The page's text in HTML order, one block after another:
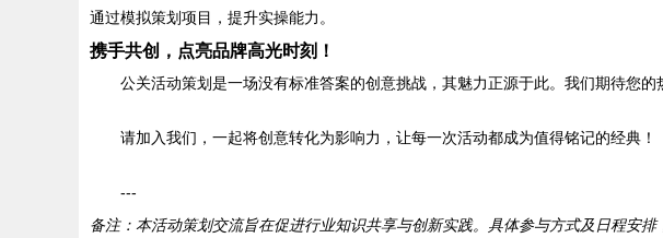
通过模拟策划项目，提升实操能力。
携手共创，点亮品牌高光时刻！
公关活动策划是一场没有标准答案的创意挑战，其魅力正源于此。我们期待您
请加入我们，一起将创意转化为影响力，让每一次活动都成为值得铭记的经典！
---
备注：本活动策划交流旨在促进行业知识共享与创新实践。具体参与方式及日程安排